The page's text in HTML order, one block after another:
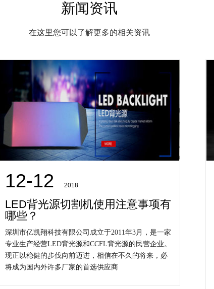
新闻资讯
在这里您可以了解更多的相关资讯
12-12 2018
LED背光源切割机使用注意事项有
哪些？
深圳市亿凯翔科技有限公司成立于2011年3月，是一家
专业生产经营LED背光源和CCFL背光源的民营企业。
现正以稳健的步伐向前迈进，相信在不久的将来，必
将成为国内外许多厂家的首选供应商